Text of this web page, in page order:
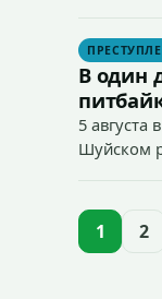
- 26 июля
В один
5
Шуйском
1 2